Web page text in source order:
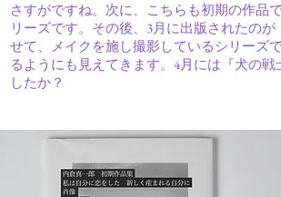
さすがですね。次に、こちらも初期の作品
リーズです。その後、3月に出版されたの
せて、メイクを施し撮影しているシリーズ
るようにも見えてきます。4月には『犬の
したか？